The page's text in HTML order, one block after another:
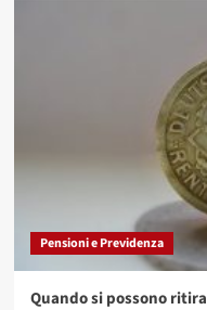
Pensioni e Previdenza
Quando si possono